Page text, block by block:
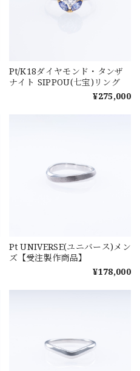
Pt/K18ダイヤモンド・タンザ
ナイト SIPPOU(七宝)リング
¥275,000
Pt UNIVERSE(ユニバース)メン
ズ【受注製作商品】
¥178,000